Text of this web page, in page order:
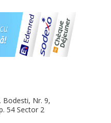
Bodesti, Nr. 9,
Sector 2